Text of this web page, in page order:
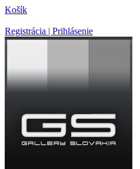
Košík
Registrácia | Prihlásenie